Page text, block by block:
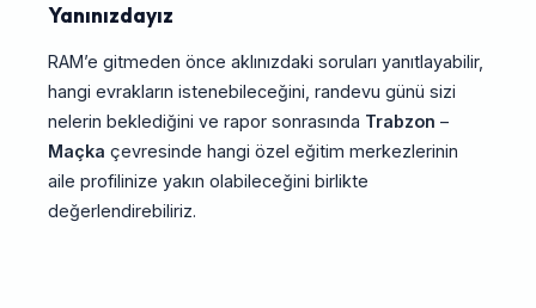
Yanınızdayız
RAM’e gitmeden önce aklınızdaki soruları yanıtlayabilir,
hangi evrakların istenebileceğini, randevu günü sizi
nelerin beklediğini ve rapor sonrasında Trabzon –
Maçka çevresinde hangi özel eğitim merkezlerinin
aile profilinize yakın olabileceğini birlikte
değerlendirebiliriz.